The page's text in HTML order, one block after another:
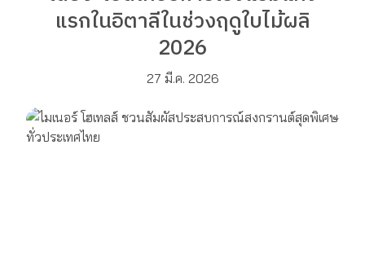
แรกในอิตาลีในช่วงฤดูใบไม้ผลิ
2026
27 มี.ค. 2026